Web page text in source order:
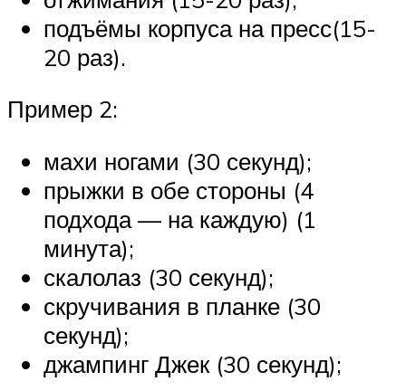
подъёмы корпуса на пресс(15-
20 раз).
Пример 2:
махи ногами (30 секунд);
прыжки в обе стороны (4
подхода — на каждую) (1
минута);
скалолаз (30 секунд);
скручивания в планке (30
секунд);
джампинг Джек (30 секунд);